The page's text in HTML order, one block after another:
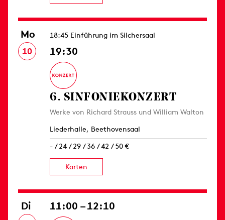
Mo
10
18:45 Einführung im Silchersaal
19:30
6. SINFONIE­KONZERT
Werke von Richard Strauss und William Walton
Liederhalle, Beethovensaal
- / 24 / 29 / 36 / 42 / 50 €
Karten
Di 11:00 – 12:10